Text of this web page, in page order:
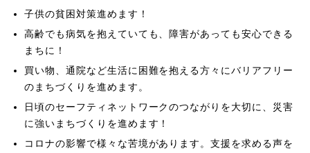
子供の貧困対策進めます！
高齢でも病気を抱えていても、障害があっても安心できる
まちに！
買い物、通院など生活に困難を抱える方々にバリアフリー
のまちづくりを進めます。
日頃のセーフティネットワークのつながりを大切に、災害
に強いまちづくりを進めます！
コロナの影響で様々な苦境があります。支援を求める声を